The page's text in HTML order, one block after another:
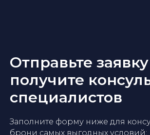
Отправьте
получите
специалистов
Заполните форму ниже для
брони самых выгодных условий: